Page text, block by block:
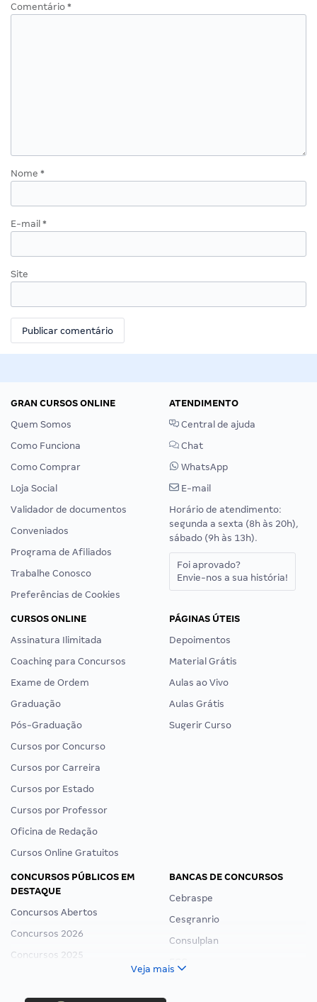
Comentário *
Nome *
E-mail *
Site
GRAN CURSOS ONLINE
Quem Somos
Como Funciona
Como Comprar
Loja Social
Validador de documentos
Conveniados
Programa de Afiliados
Trabalhe Conosco
Preferências de Cookies
ATENDIMENTO
Central de ajuda
Chat
WhatsApp
E-mail
Horário de atendimento:
segunda a sexta (8h às 20h),
sábado (9h às 13h).
Foi aprovado?
Envie-nos a sua história!
CURSOS ONLINE
Assinatura Ilimitada
Coaching para Concursos
Exame de Ordem
Graduação
Pós-Graduação
Cursos por Concurso
Cursos por Carreira
Cursos por Estado
Cursos por Professor
Oficina de Redação
Cursos Online Gratuitos
PÁGINAS ÚTEIS
Depoimentos
Material Grátis
Aulas ao Vivo
Aulas Grátis
Sugerir Curso
CONCURSOS PÚBLICOS EM
DESTAQUE
Concursos Abertos
Concursos 2026
Concursos 2025
Concurso Nacional Unificado
Concurso Ibama
BANCAS DE CONCURSOS
Cebraspe
Cesgranrio
Consulplan
Veja mais